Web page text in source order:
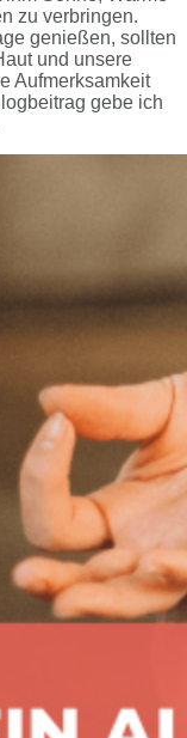
zu verbringen.
genießen, sollten
und unsere
Aufmerksamkeit
gebe ich